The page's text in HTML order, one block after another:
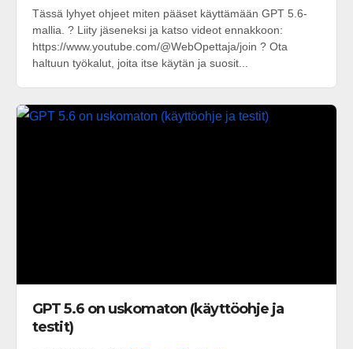
Tässä lyhyet ohjeet miten pääset käyttämään GPT 5.6-
mallia. ? Liity jäseneksi ja katso videot ennakkoon:
https://www.youtube.com/@WebOpettaja/join ? Ota
haltuun työkalut, joita itse käytän ja suosit...
GPT 5.6 on uskomaton (käyttöohje ja
testit)